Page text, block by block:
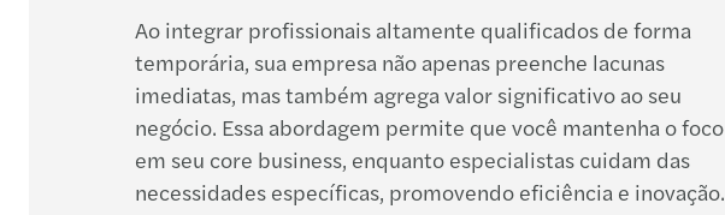
Ao integrar profissionais altamente qualificados de forma
temporária, sua empresa não apenas preenche lacunas
imediatas, mas também agrega valor significativo ao seu
negócio. Essa abordagem permite que você mantenha o foco
em seu core business, enquanto especialistas cuidam das
necessidades específicas, promovendo eficiência e inovação.